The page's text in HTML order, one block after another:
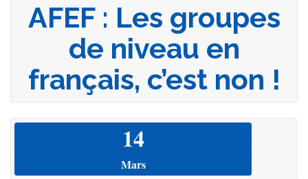
AFEF : Les groupes
de niveau en
français, c’est non !
14
Mars